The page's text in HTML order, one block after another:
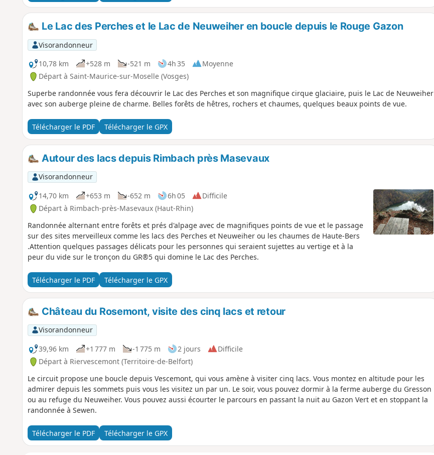
Le Lac des Perches et le Lac de Neuweiher en boucle depuis le Rouge Gazon
Visorandonneur
10,78 km
+528 m -521 m 4h 35
Moyenne
Départ à Saint-Maurice-sur-Moselle (Vosges)
Superbe randonnée vous fera découvrir le Lac des Perches et son magnifique cirque glaciaire, puis le Lac de Neuweiher
avec son auberge pleine de charme. Belles forêts de hêtres, rochers et chaumes, quelques beaux points de vue.
Télécharger le PDF Télécharger le GPX
Autour des lacs depuis Rimbach près Masevaux
Visorandonneur
14,70 km
+653 m -652 m 6h 05
Difficile
Départ à Rimbach-près-Masevaux (Haut-Rhin)
Randonnée alternant entre forêts et prés d'alpage avec de magnifiques points de vue et le passage
sur des sites merveilleux comme les lacs des Perches et Neuweiher ou les chaumes de Haute-Bers
.Attention quelques passages délicats pour les personnes qui seraient sujettes au vertige et à la
peur du vide sur le tronçon du GR®5 qui domine le Lac des Perches.
Télécharger le PDF Télécharger le GPX
Château du Rosemont, visite des cinq lacs et retour
Visorandonneur
39,96 km
+1 777 m -1 775 m 2 jours
Difficile
Départ à Riervescemont (Territoire-de-Belfort)
Le circuit propose une boucle depuis Vescemont, qui vous amène à visiter cinq lacs. Vous montez en altitude pour les
admirer depuis les sommets puis vous les visitez un par un. Le soir, vous pouvez dormir à la ferme auberge du Gresson
ou au refuge du Neuweiher. Vous pouvez aussi écourter le parcours en passant la nuit au Gazon Vert et en stoppant la
randonnée à Sewen.
Télécharger le PDF Télécharger le GPX